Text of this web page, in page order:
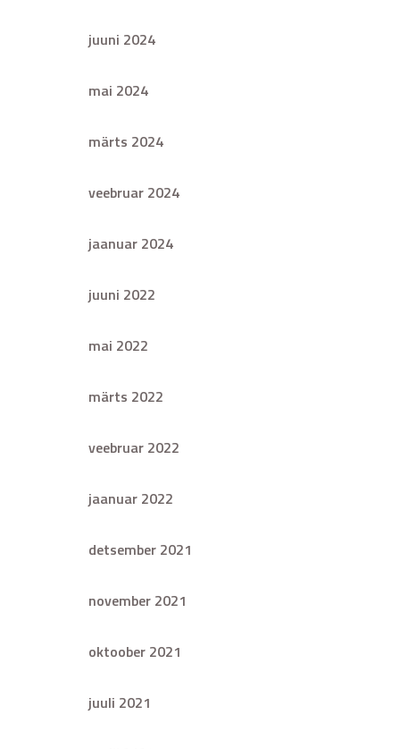
juuni 2024
mai 2024
märts 2024
veebruar 2024
jaanuar 2024
juuni 2022
mai 2022
märts 2022
veebruar 2022
jaanuar 2022
detsember 2021
november 2021
oktoober 2021
juuli 2021